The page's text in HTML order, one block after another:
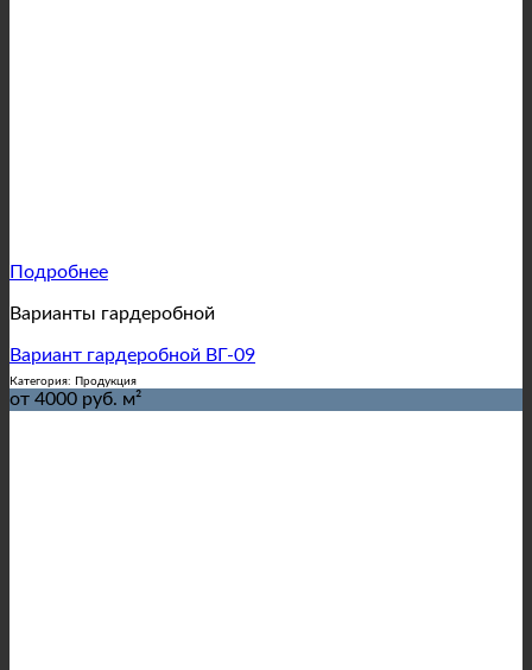
Подробнее
Варианты гардеробной
Вариант гардеробной ВГ-09
Категория: Продукция
от 4000 руб. м²